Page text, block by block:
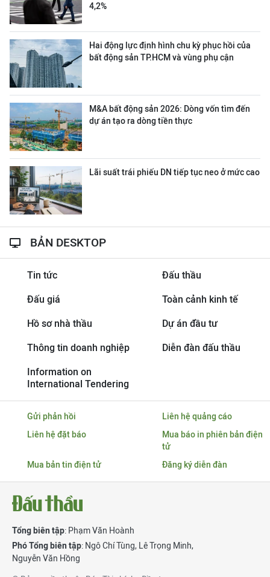
4,2%
Hai động lực định hình chu kỳ phục hồi của
bất động sản TP.HCM và vùng phụ cận
M&A bất động sản 2026: Dòng vốn tìm đến
dự án tạo ra dòng tiền thực
Lãi suất trái phiếu DN tiếp tục neo ở mức cao
BẢN DESKTOP
Tin tức Đấu thầu
Đấu giá Toàn cảnh kinh tế
Hồ sơ nhà thầu Dự án đầu tư
Thông tin doanh nghiệp Diễn đàn đấu thầu
Information on
International Tendering
Gửi phản hồi
Liên hệ quảng cáo
Liên hệ đặt báo
Mua báo in phiên bản điện
tử
Mua bản tin điện tử
Đăng ký diễn đàn
Tổng biên tập: Phạm Văn Hoành
Phó Tổng biên tập: Ngô Chí Tùng, Lê Trọng Minh,
Nguyễn Văn Hồng